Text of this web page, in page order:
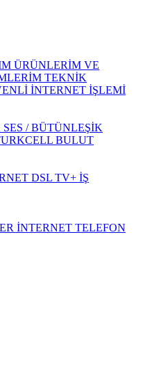
ÜRÜNLERİM VE
TEKNİK
İNTERNET İŞLEMİ
SES / BÜTÜNLEŞİK
BULUT
DSL TV+ İŞ
İNTERNET TELEFON